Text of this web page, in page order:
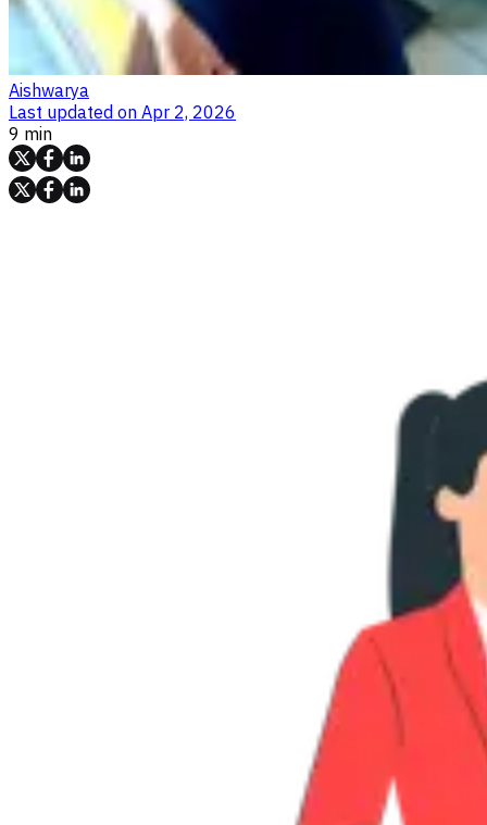
Aishwarya
Last updated on Apr 2, 2026
9 min